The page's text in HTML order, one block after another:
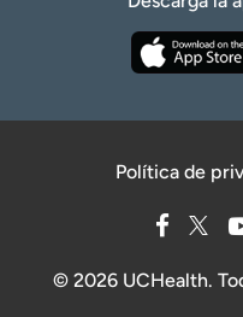
Política de
© 2026 UCHealth.